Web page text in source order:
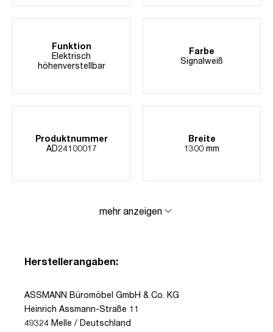
Funktion
Elektrisch
höhenverstellbar
Farbe
Signalweiß
Produktnummer
AD24100017
Breite
1300 mm
mehr anzeigen
Herstellerangaben:
ASSMANN Büromöbel GmbH & Co. KG
Heinrich Assmann-Straße 11
49324 Melle / Deutschland